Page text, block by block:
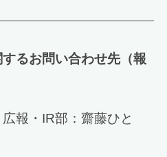
するお問い合わせ先（報
報・IR部：齋藤ひと